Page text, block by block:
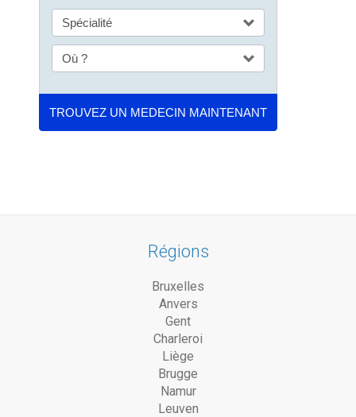
Régions
Bruxelles
Anvers
Gent
Charleroi
Liège
Brugge
Namur
Leuven